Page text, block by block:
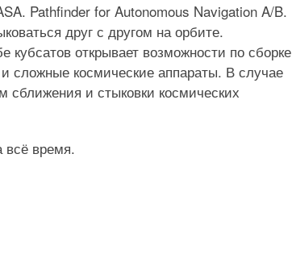
Pathfinder for Autonomous Navigation A/B.
друг с другом на орбите.
открывает возможности по сборке
сложные космические аппараты. В случае
сближения и стыковки космических
всё время.